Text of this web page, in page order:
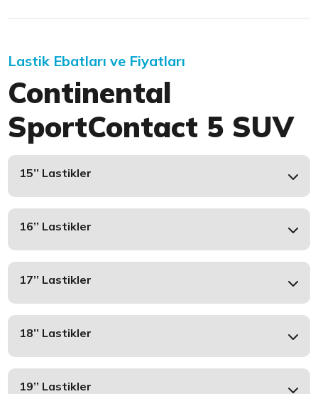
Lastik Ebatları ve Fiyatları
Continental
SportContact 5 SUV
15’’ Lastikler
16’’ Lastikler
17’’ Lastikler
18’’ Lastikler
19’’ Lastikler